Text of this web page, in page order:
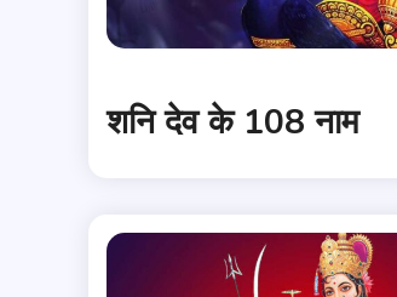
शनि देव के 108 नाम